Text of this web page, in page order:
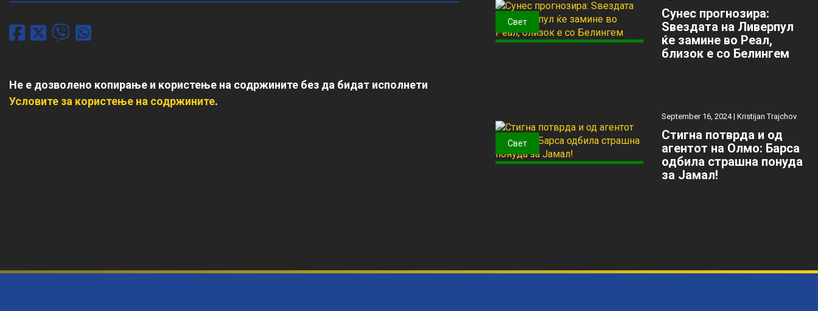
Не е дозволено копирање и користење на содржините без да бидат исполнети
Условите за користење на содржините.
Свет
Сунес прогнозира:
Ѕвездата на Ливерпул
ќе замине во Реал,
близок е со Белингем
Свет
September 16, 2024 | Kristijan Trajchov
Стигна потврда и од
агентот на Олмо: Барса
одбила страшна понуда
за Јамал!